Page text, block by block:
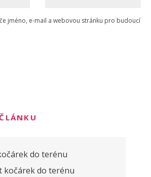
jméno, e-mail a webovou stránku pro budoucí
do terénu
kočárek do terénu